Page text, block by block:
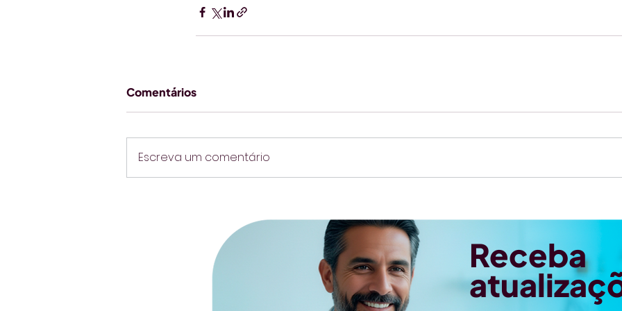
Comentários
Escreva um comentário
Receba